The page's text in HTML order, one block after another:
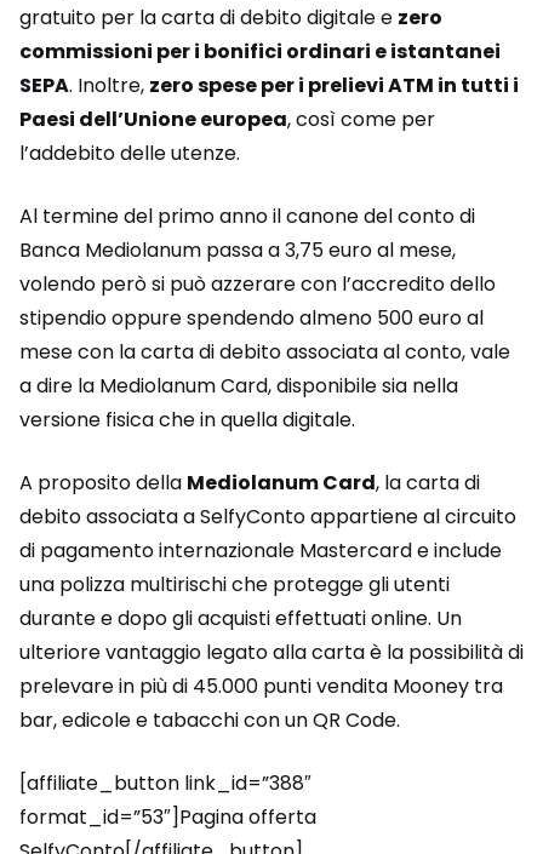
gratuito per la carta di debito digitale e zero
commissioni per i bonifici ordinari e istantanei
SEPA. Inoltre, zero spese per i prelievi ATM in tutti i
Paesi dell’Unione europea, così come per
l’addebito delle utenze.
Al termine del primo anno il canone del conto di
Banca Mediolanum passa a 3,75 euro al mese,
volendo però si può azzerare con l’accredito dello
stipendio oppure spendendo almeno 500 euro al
mese con la carta di debito associata al conto, vale
a dire la Mediolanum Card, disponibile sia nella
versione fisica che in quella digitale.
A proposito della Mediolanum Card, la carta di
debito associata a SelfyConto appartiene al circuito
di pagamento internazionale Mastercard e include
una polizza multirischi che protegge gli utenti
durante e dopo gli acquisti effettuati online. Un
ulteriore vantaggio legato alla carta è la possibilità di
prelevare in più di 45.000 punti vendita Mooney tra
bar, edicole e tabacchi con un QR Code.
[affiliate_button link_id=”388″
format_id=”53″]Pagina offerta